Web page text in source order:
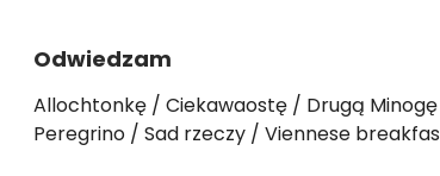
Odwiedzam
Allochtonkę Ciekawaostę Drugą Minogę
Peregrino
Sad rzeczy Viennese